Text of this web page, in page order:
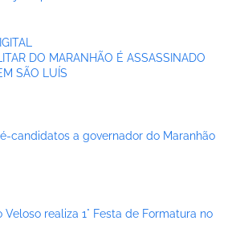
DO MARANHÃO É ASSASSINADO
SÃO LUÍS
candidatos a governador do Maranhão
realiza 1° Festa de Formatura no